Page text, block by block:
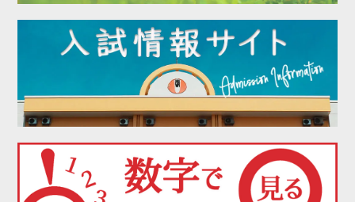
2021年12月
2021年09月
2021年07月
2021年06月